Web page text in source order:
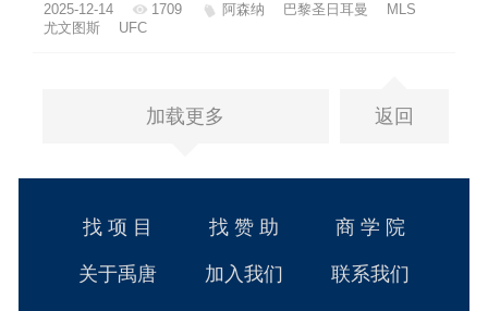
2025-12-14 1709 阿森纳 巴黎圣日耳曼
MLS
尤文图斯
UFC
加载更多 返回
找 项 目
关于禹唐
找 赞 助
加入我们
商 学 院
联系我们